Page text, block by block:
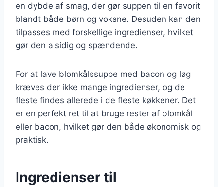
en dybde af smag, der gør suppen til en favorit
blandt både børn og voksne. Desuden kan den
tilpasses med forskellige ingredienser, hvilket
gør den alsidig og spændende.
For at lave blomkålssuppe med bacon og løg
kræves der ikke mange ingredienser, og de
fleste findes allerede i de fleste køkkener. Det
er en perfekt ret til at bruge rester af blomkål
eller bacon, hvilket gør den både økonomisk og
praktisk.
Ingredienser til